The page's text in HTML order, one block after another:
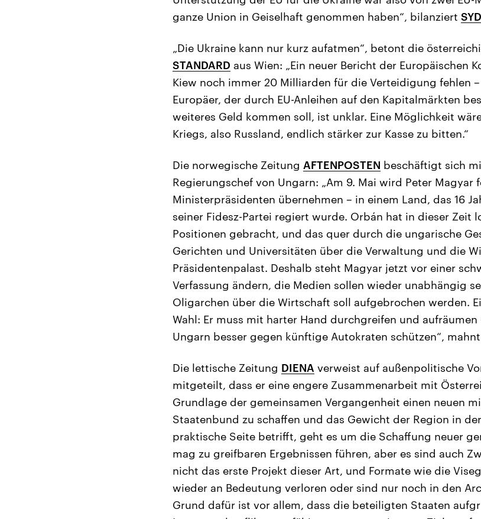
ganze Union in Geiselhaft genommen haben“, bilanziert
„Die Ukraine kann nur kurz aufatmen“, betont die
STANDARD aus Wien: „Ein neuer Bericht der Europäischen
Kiew noch immer 20 Milliarden für die Verteidigung fehlen
Europäer, der durch EU-Anleihen auf den Kapitalmärkten
weiteres Geld kommen soll, ist unklar. Eine Möglichkeit
Kriegs, also Russland, endlich stärker zur Kasse zu bitten.“
Die norwegische Zeitung AFTENPOSTEN beschäftigt sich
Regierungschef von Ungarn: „Am 9. Mai wird Peter Magyar
Ministerpräsidenten übernehmen – in einem Land, das 16
seiner Fidesz-Partei regiert wurde. Orbán hat in dieser Zeit
Positionen gebracht, und das quer durch die ungarische
Gerichten und Universitäten über die Verwaltung und die
Präsidentenpalast. Deshalb steht Magyar jetzt vor einer
Verfassung ändern, die Medien sollen wieder unabhängig
Oligarchen über die Wirtschaft soll aufgebrochen werden.
Wahl: Er muss mit harter Hand durchgreifen und
Ungarn besser gegen künftige Autokraten schützen“, mahnt
Die lettische Zeitung DIENA verweist auf außenpolitische
mitgeteilt, dass er eine engere Zusammenarbeit mit
Grundlage der gemeinsamen Vergangenheit einen neuen
Staatenbund zu schaffen und das Gewicht der Region in
praktische Seite betrifft, geht es um die Schaffung neuer
mag zu greifbaren Ergebnissen führen, aber es sind auch
nicht das erste Projekt dieser Art, und Formate wie die
wieder an Bedeutung verloren oder sind nur noch in den
Grund dafür ist vor allem, dass die beteiligten Staaten